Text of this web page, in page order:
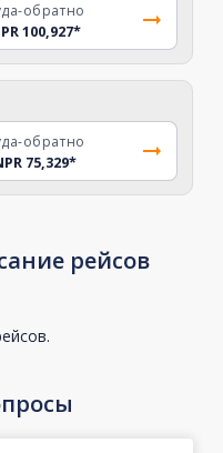
обратно
100,927*
обратно
75,329*
рейсов